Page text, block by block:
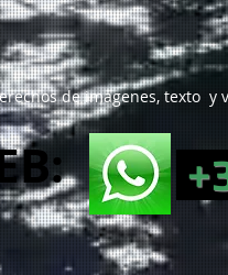
Vista
de imagenes, texto y